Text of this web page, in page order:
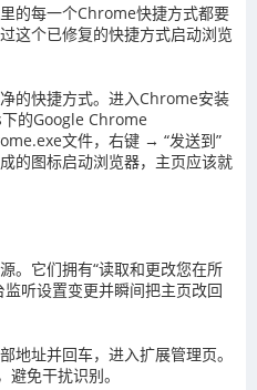
的每一个Chrome快捷方式都要
这个已修复的快捷方式启动浏览
的快捷方式。进入Chrome安装
的Google Chrome
文件，右键 → “发送到”
的图标启动浏览器，主页应该就
。它们拥有“读取和更改您在所
听设置变更并瞬间把主页改回
地址并回车，进入扩展管理页。
避免干扰识别。